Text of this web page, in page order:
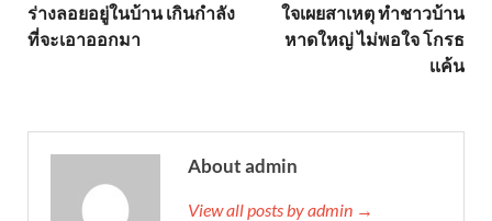
ร่างลอยอยู่ในบ้าน เกินกำลัง
ที่จะเอาออกมา
ใจเผยสาเหตุ ทำชาวบ้าน
หาดใหญ่ ไม่พอใจ โกรธ
เเค้น
About admin
View all posts by admin →